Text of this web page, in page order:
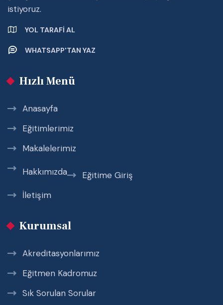
istiyoruz.
YOL TARAFI AL
WHATSAPP'TAN YAZ
Hızlı Menü
Anasayfa
Eğitimlerimiz
Makalelerimiz
Hakkımızda
Eğitime Giriş
İletişim
Kurumsal
Akreditasyonlarımız
Eğitmen Kadromuz
Sık Sorulan Sorular